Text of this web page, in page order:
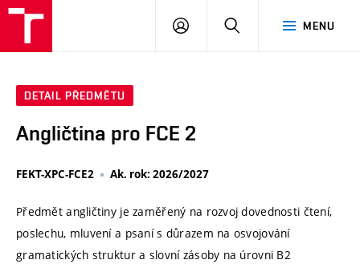
MENU
PŘIHLÁSIT
DETAIL PŘEDMĚTU
Angličtina pro FCE 2
FEKT-XPC-FCE2 Ak. rok: 2026/2027
Předmět angličtiny je zaměřený na rozvoj dovednosti čtení,
poslechu, mluvení a psaní s důrazem na osvojování
gramatických struktur a slovní zásoby na úrovni B2